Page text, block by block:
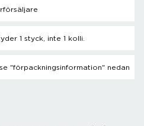
1 styck, inte 1 kolli.
"förpackningsinformation" nedan